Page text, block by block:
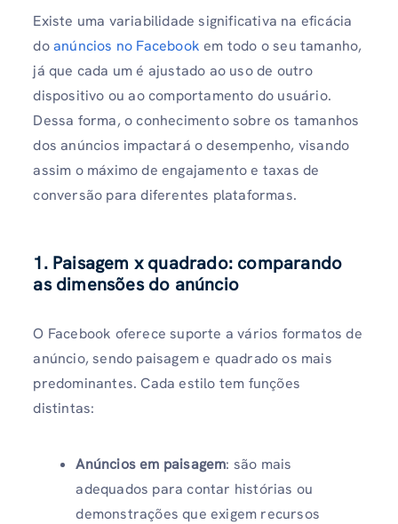
Existe uma variabilidade significativa na eficácia
doanúncios no Facebook em todo o seu tamanho,
já que cada um é ajustado ao uso de outro
dispositivo ou ao comportamento do usuário.
Dessa forma, o conhecimento sobre os tamanhos
dos anúncios impactará o desempenho, visando
assim o máximo de engajamento e taxas de
conversão para diferentes plataformas.
1. Paisagem x quadrado: comparando
as dimensões do anúncio
O Facebook oferece suporte a vários formatos de
anúncio, sendo paisagem e quadrado os mais
predominantes. Cada estilo tem funções
distintas:
Anúncios em paisagem: são mais
adequados para contar histórias ou
demonstrações que exigem recursos